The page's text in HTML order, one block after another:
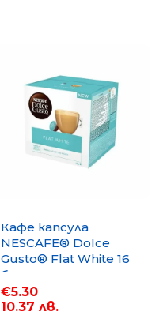
Кафе капсула
NESCAFE® Dolce
Gusto® Flat White 16
бр.
€5.30
10.37 лв.